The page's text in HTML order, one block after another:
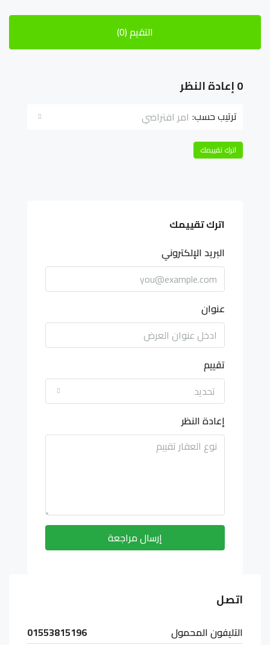
التقيم (0)
0 إعادة النظر
ترتيب حسب: امر افتراضي
اترك تقييمك
اترك تقييمك
البريد الإلكتروني
عنوان
تقييم
تحديد
إعادة النظر
إرسال مراجعة
اتصل
التليفون المحمول
01553815196